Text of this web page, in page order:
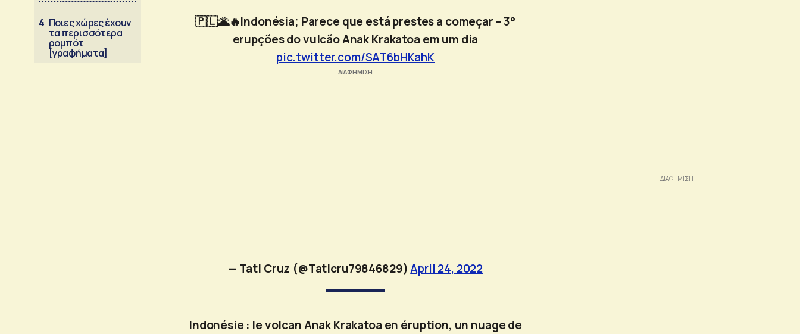
4 Ποιες χώρες έχουν
τα περισσότερα
ρομπότ
[γραφήματα]
🇵🇱🌋🔥Indonésia; Parece que está prestes a começar – 3°
erupções do vulcão Anak Krakatoa em um dia
pic.twitter.com/SAT6bHKahK
— Tati Cruz (@Taticru79846829)April 24, 2022
Indonésie : le volcan Anak Krakatoa en éruption, un nuage de